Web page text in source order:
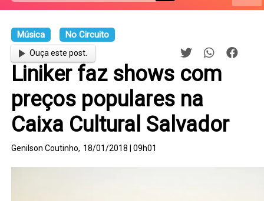
Música No Circuito
Ouça este post.
Liniker faz shows com
preços populares na
Caixa Cultural Salvador
Genilson Coutinho, 18/01/2018 | 09h01